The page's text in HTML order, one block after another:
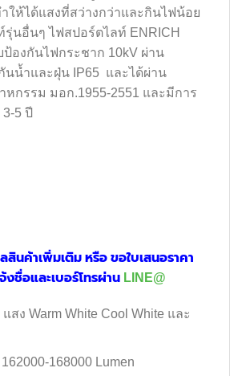
ำให้ได้แสงที่สว่างกว่าและกินไฟน้อย
รุ่นอื่นๆ ไฟสปอร์ตไลท์ ENRICH
ป้องกันไฟกระชาก 10kV ผ่าน
นน้ำและฝุ่น IP65 และได้ผ่าน
หกรรม มอก.1955-2551 และมีการ
5 ปี
สินค้าเพิ่มเติม หรือ ขอใบเสนอราคา
งชื่อและเบอร์โทรผ่านLINE@
สง Warm White Cool White และ
168000 Lumen